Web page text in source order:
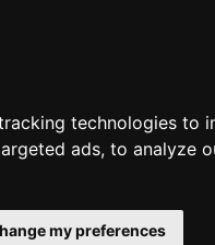
technologies
ads, to analyze
my preferences